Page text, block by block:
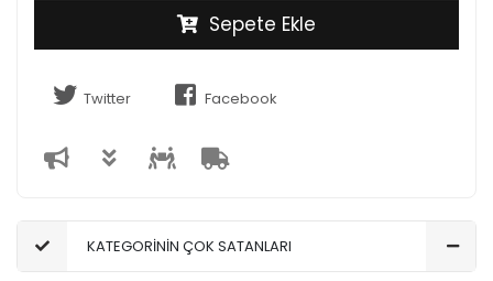
Sepete Ekle
Twitter Facebook
KATEGORİNİN ÇOK SATANLARI